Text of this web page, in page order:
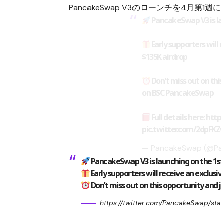
PancakeSwap V3のローンチを4月第1週
PancakeSwap V3 is launching on the
Early supporters will receive an
Don’t miss out on this opportunity
https://twitter.com/PancakeSwap/